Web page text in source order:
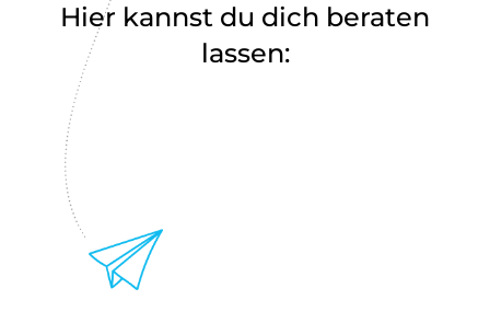
Hier kannst du dich beraten
lassen: